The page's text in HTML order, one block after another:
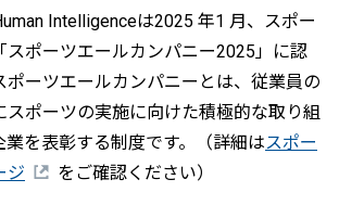
Intelligenceは2025 年1 月、スポー
スポーツエールカンパニー2025」に認
ポーツエールカンパニーとは、従業員の
スポーツの実施に向けた積極的な取り組
業を表彰する制度です。（詳細はスポー
ジ
をご確認ください）